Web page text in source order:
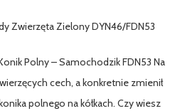
Zwierzęta Zielony DYN46/FDN53
Polny – Samochodzik FDN53 Na
cech, a konkretnie zmienił
polnego na kółkach. Czy wiesz